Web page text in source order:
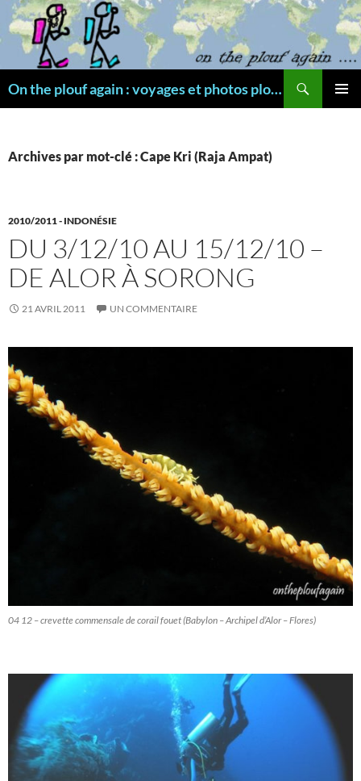
Aller
au
contenu
On the plouf again : voyages et photos plongée
Archives par mot-clé : Cape Kri (Raja Ampat)
2010/2011 - INDONÉSIE
DU 3/12/10 AU 15/12/10 –
DE ALOR À SORONG
21 AVRIL 2011 UN COMMENTAIRE
04 12 – crevette commensale de corail fouet (Babylon – Archipel d’Alor – Flores)